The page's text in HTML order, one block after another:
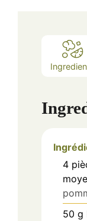
4
50 g